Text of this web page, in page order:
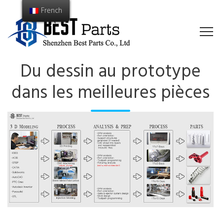
Du dessin au prototype
dans les meilleures pièces
French